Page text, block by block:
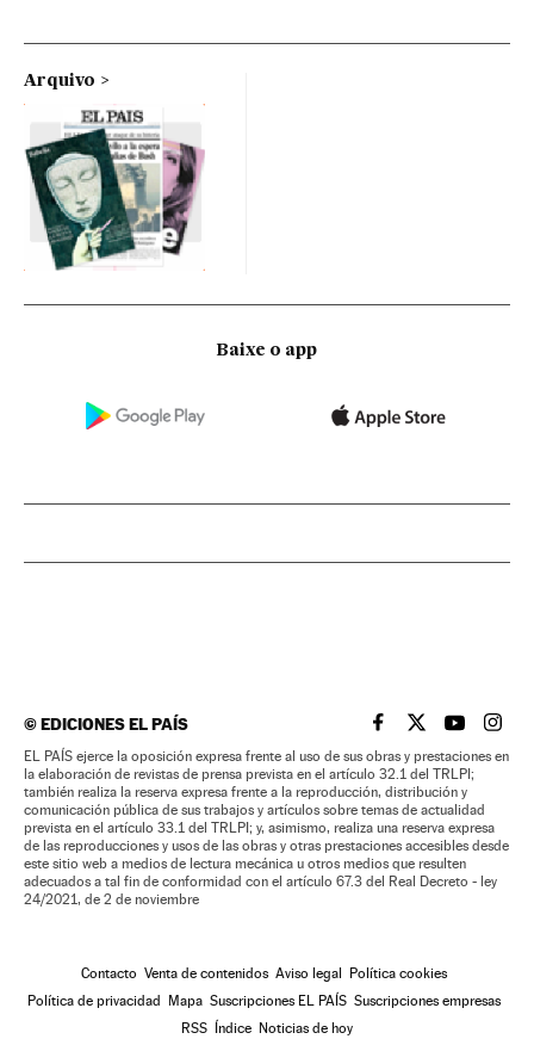
Arquivo
Baixe o app
©EDICIONES EL PAÍS EL PAÍS BRASIL EN
EL PAÍSEL PAÍS
EL
EL PAÍS ejerce la oposición expresa frente al uso de sus obras y prestaciones en
la elaboración de revistas de prensa prevista en el artículo 32.1 del TRLPI;
también realiza la reserva expresa frente a la reproducción, distribución y
comunicación pública de sus trabajos y artículos sobre temas de actualidad
prevista en el artículo 33.1 del TRLPI; y, asimismo, realiza una reserva expresa
de las reproducciones y usos de las obras y otras prestaciones accesibles desde
este sitio web a medios de lectura mecánica u otros medios que resulten
adecuados a tal fin de conformidad con el artículo 67.3 del Real Decreto - ley
24/2021, de 2 de noviembre
Contacto Venta de contenidos Aviso legal
Política cookies
Política de privacidad
Mapa Suscripciones EL PAÍS Suscripciones empresas
RSS
Índice Noticias de hoy